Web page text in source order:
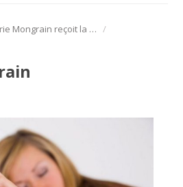
Valérie Mongrain reçoit la Chaire du Canada en physiologie moléculaire du sommeil. /